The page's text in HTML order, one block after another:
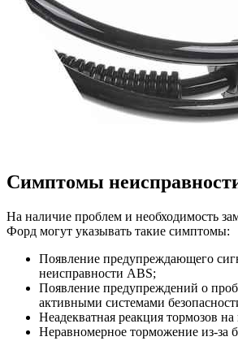
Симптомы
На наличие проблем и необходимость
Форд могут указывать такие симптомы:
Появление предупреждающего
неисправности ABS;
Появление предупреждений о
активными системами
Неадекватная реакция тормозов
Неравномерное торможение из-за